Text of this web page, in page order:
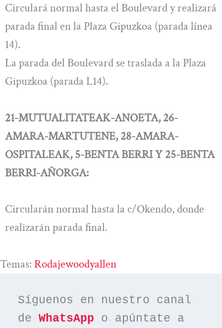
Circulará normal hasta el Boulevard y realizará
parada final en la Plaza Gipuzkoa (parada línea
14).
La parada del Boulevard se traslada a la Plaza
Gipuzkoa (parada L14).
21-MUTUALITATEAK-ANOETA, 26-
AMARA-MARTUTENE, 28-AMARA-
OSPITALEAK, 5-BENTA BERRI Y 25-BENTA
BERRI-AÑORGA:
Circularán normal hasta la c/Okendo, donde
realizarán parada final.
Temas: Rodajewoodyallen
Síguenos en nuestro canal
de WhatsApp o apúntate a